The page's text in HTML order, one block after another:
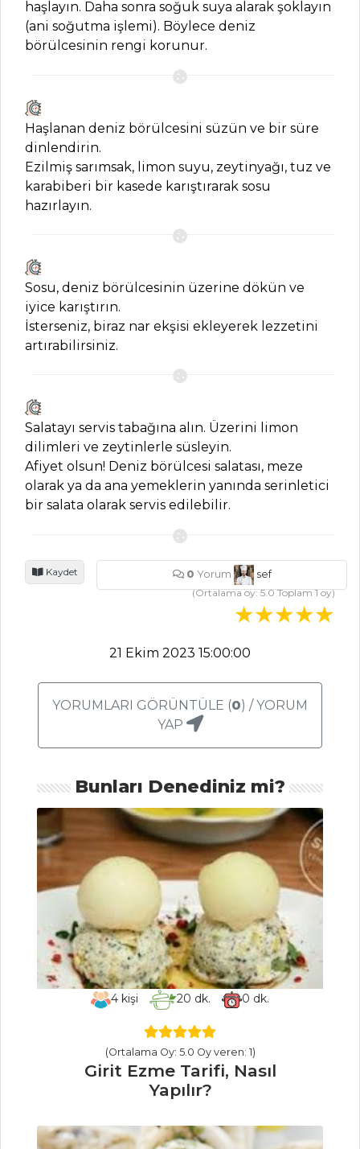
Kağıtta Pazılı Ve
Elmalı Barbun
Tarifi, Nasıl Yapılır?
Tüm Tarifleri
HAMUR İŞLERI
Çoban Katmeri
Tarifi, Nasıl Yapılır?
Çikolata Kremalı
Tart Tarifi, Nasıl
Yapılır?
Çam Fıstıklı
Kurabiye Tarifi,
Hamur İşleri Tüm
Tarifleri
ET YEMEKLERI
Tirit Tarifi, Nasıl
Brüksel Lahanası
Et Yemekleri Tüm
Çene Çarpan
Çorbası Tarifi, Nasıl
Yapılır?
Zeytinyağlı Kuru
Dolma Tarifi, Nasıl
Yapılır?
Altın
Yumurtlayan
Tavuk Tarifi, Nasıl
Yapılır?
Tarifleri
SOSLAR
haşlayın. Daha sonra soğuk suya alarak şoklayın
(ani soğutma işlemi). Böylece deniz
börülcesinin rengi korunur.
Haşlanan deniz börülcesini süzün ve bir süre
dinlendirin.
Ezilmiş sarımsak, limon suyu, zeytinyağı, tuz ve
karabiberi bir kasede karıştırarak sosu
hazırlayın.
Sosu, deniz börülcesinin üzerine dökün ve
iyice karıştırın.
İsterseniz, biraz nar ekşisi ekleyerek lezzetini
artırabilirsiniz.
Salatayı servis tabağına alın. Üzerini limon
dilimleri ve zeytinlerle süsleyin.
Afiyet olsun! Deniz börülcesi salatası, meze
olarak ya da ana yemeklerin yanında serinletici
bir salata olarak servis edilebilir.
Kaydet 0 Yorum
sef
(Ortalama oy:5.0Toplam1oy)
21 Ekim 2023 15:00:00
YORUMLARI GÖRÜNTÜLE (0) / YORUM
YAP
Bunları Denediniz mi?
4kişi 20 dk. 0 dk.
(Ortalama Oy: 5.0 Oy veren: 1)
Girit Ezme Tarifi, Nasıl
Yapılır?